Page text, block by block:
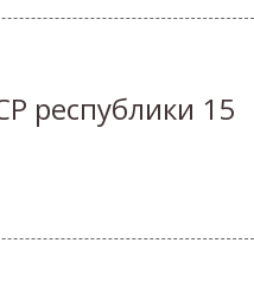
республики 15